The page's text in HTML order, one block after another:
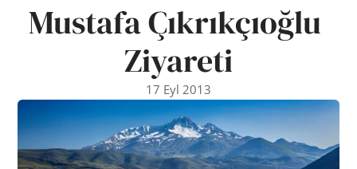
Mustafa Çıkrıkçıoğlu
Ziyareti
17 Eyl 2013